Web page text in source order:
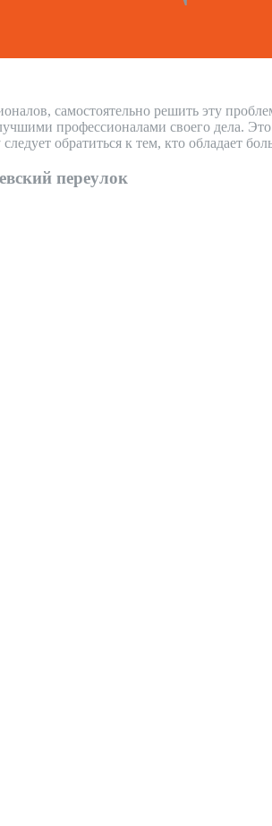
самостоятельно решить эту
профессионалами своего дела. Это
обратиться к тем, кто обладает
переулок